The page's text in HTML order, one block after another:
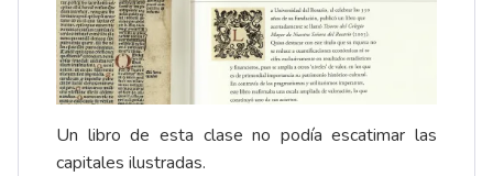
Un libro de esta clase no podía escatimar las
capitales ilustradas.